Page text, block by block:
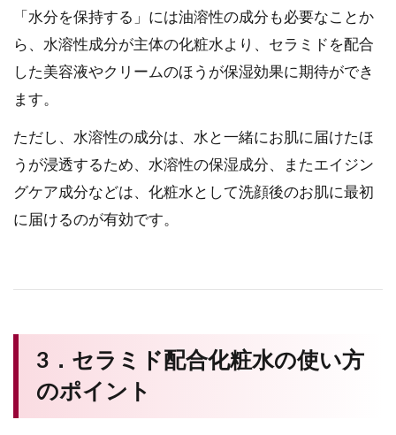
「水分を保持する」には油溶性の成分も必要なことか
ら、水溶性成分が主体の化粧水より、セラミドを配合
した美容液やクリームのほうが保湿効果に期待ができ
ます。
ただし、水溶性の成分は、水と一緒にお肌に届けたほ
うが浸透するため、水溶性の保湿成分、またエイジン
グケア成分などは、化粧水として洗顔後のお肌に最初
に届けるのが有効です。
3．セラミド配合化粧水の使い方
のポイント